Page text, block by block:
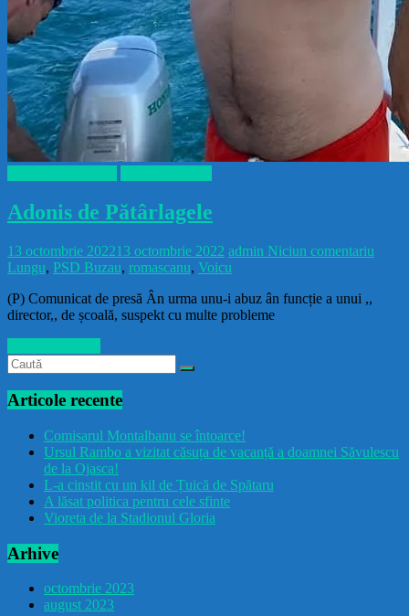
Adonis de Pătârlagele
13 octombrie 202213 octombrie 2022 admin Niciun comentariu
Lungu, PSD Buzau, romascanu, Voicu
(P) Comunicat de presă Ân urma unu-i abuz ân funcție a unui ,,
director,, de școală, suspekt cu multe probleme
Articole recente
Comisarul Montalbanu se întoarce!
Ursul Rambo a vizitat căsuța de vacanță a doamnei Săvulescu
de la Ojasca!
L-a cinstit cu un kil de Țuică de Spătaru
A lăsat politica pentru cele sfinte
Vioreta de la Stadionul Gloria
Arhive
octombrie 2023
august 2023